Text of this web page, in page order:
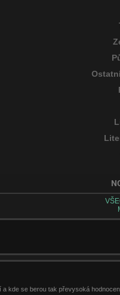
se berou tak převysoká